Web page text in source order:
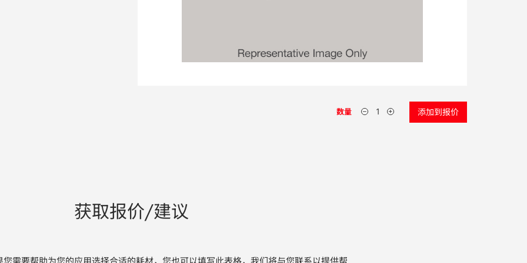
数量 添加到报价
获取报价/建议